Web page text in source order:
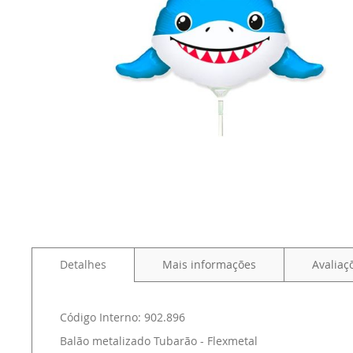
Detalhes
Código Interno: 902.896
Balão metalizado Tubarão - Flexmetal
Mais informações